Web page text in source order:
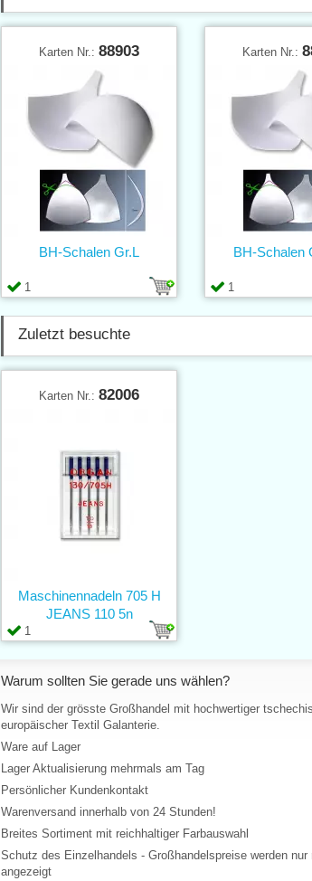
Karten Nr.: 88903
1
BH-Schalen Gr.L
Karten Nr.:
1
BH-Schalen
Zuletzt besuchte
Karten Nr.: 82006
1
Maschinennadeln 705 H
JEANS 110 5n
Warum sollten Sie gerade uns wählen?
Wir sind der grösste Großhandel mit hochwertiger
europäischer Textil Galanterie.
Ware auf Lager
Lager Aktualisierung mehrmals am Tag
Persönlicher Kundenkontakt
Warenversand innerhalb von 24 Stunden!
Breites Sortiment mit reichhaltiger Farbauswahl
Schutz des Einzelhandels - Großhandelspreise werden nur
angezeigt